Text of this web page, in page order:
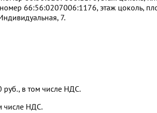
66:56:0207006:1176, этаж цоколь,
7.
в том числе НДС.
числе НДС.